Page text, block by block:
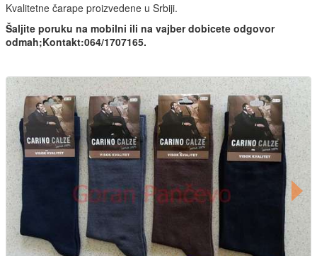
Kvalitetne čarape proizvedene u Srbiji.
Šaljite poruku na mobilni ili na vajber dobicete odgovor
odmah;Kontakt:064/1707165.